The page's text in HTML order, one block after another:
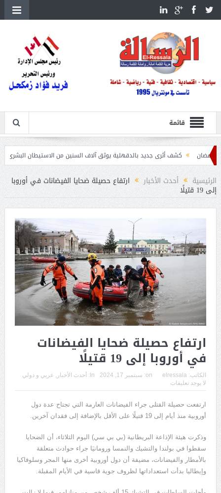
قائمة
كشف أثرى جديد بالدقهلية يوثق آلاف السنين من الاستيطان البشرى اتحاد الكرة
الرئيسية أحدث الأخبار ارتفاع حصيلة ضحايا الفيضانات في أوروبا
إلى 19 قتيلًا
ارتفاع حصيلة ضحايا الفيضانات
في أوروبا إلى 19 قتيلًا
الكاتب: elressala
on: سبتمبر 17, 2024 In: أحدث الأخبار , عربي و دولي
لا يوجد تعليقات
ارتفعت حصيلة القتلى جراء الفيضانات العارمة التي تجتاح عدة دول
أوروبية منذ أيام إلى 19 قتيلًا على الأقل بالإضافة إلى فقدان آخرين.
وذكرت هيئة الإذاعة البريطانية (بي بي سي) اليوم الثلاثاء، أن الضحايا
سقطوا في بولندا والتشيك والنمسا ورومانيَا جراء حوادث متعلقة
بالأمطار والفيضانات، مضيفة أن دول أوروبية أخرى منها المجر وسلوفاكيا
وإيطاليا بدأت استعداداتها لظروف جوية قاسية في الأيام المقبلة.